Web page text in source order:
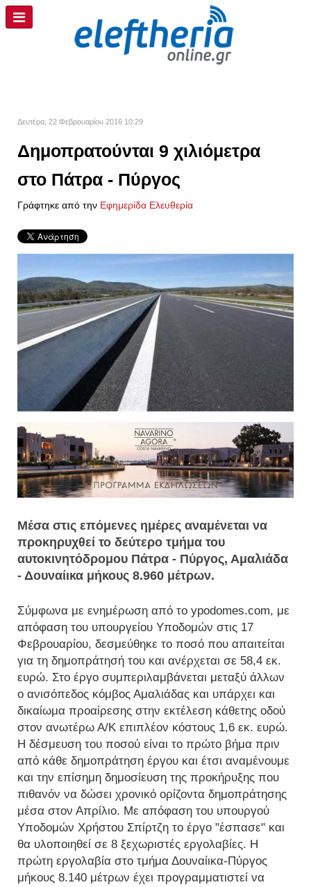
Δευτέρα, 22 Φεβρουαρίου 2016 10:29
Δημοπρατούνται 9 χιλιόμετρα
στο Πάτρα - Πύργος
Γράφτηκε από την Εφημερίδα Ελευθερία
Μέσα στις επόμενες ημέρες αναμένεται να
προκηρυχθεί το δεύτερο τμήμα του
αυτοκινητόδρομου Πάτρα - Πύργος, Αμαλιάδα
- Δουναίικα μήκους 8.960 μέτρων.
Σύμφωνα με ενημέρωση από το ypodomes.com, με
απόφαση του υπουργείου Υποδομών στις 17
Φεβρουαρίου, δεσμεύθηκε το ποσό που απαιτείται
για τη δημοπράτησή του και ανέρχεται σε 58,4 εκ.
ευρώ. Στο έργο συμπεριλαμβάνεται μεταξύ άλλων
ο ανισόπεδος κόμβος Αμαλιάδας και υπάρχει και
δικαίωμα προαίρεσης στην εκτέλεση κάθετης οδού
στον ανωτέρω Α/Κ επιπλέον κόστους 1,6 εκ. ευρώ.
Η δέσμευση του ποσού είναι το πρώτο βήμα πριν
από κάθε δημοπράτηση έργου και έτσι αναμένουμε
και την επίσημη δημοσίευση της προκήρυξης που
πιθανόν να δώσει χρονικό ορίζοντα δημοπράτησης
μέσα στον Απρίλιο. Με απόφαση του υπουργού
Υποδομών Χρήστου Σπίρτζη το έργο "έσπασε" και
θα υλοποιηθεί σε 8 ξεχωριστές εργολαβίες. Η
πρώτη εργολαβία στο τμήμα Δουναίικα-Πύργος
μήκους 8.140 μέτρων έχει προγραμματιστεί να